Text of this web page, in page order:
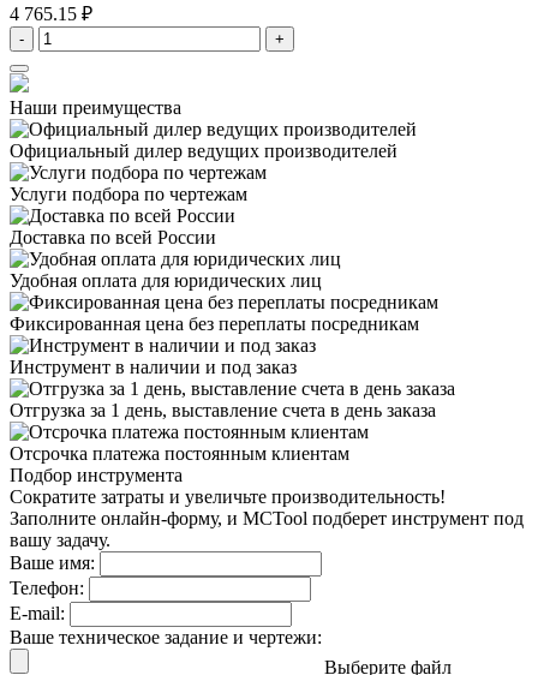
4 765.15 ₽
- +
Наши преимущества
Официальный дилер ведущих производителей
Услуги подбора по чертежам
Доставка по всей России
Удобная оплата для юридических лиц
Фиксированная цена без переплаты посредникам
Инструмент в наличии и под заказ
Отгрузка за 1 день, выставление счета в день заказа
Отсрочка платежа постоянным клиентам
Подбор инструмента
Сократите затраты и увеличьте производительность!
Заполните онлайн-форму, и MCTool подберет инструмент под
вашу задачу.
Ваше имя:
Телефон:
E-mail:
Ваше техническое задание и чертежи:
Выберите файл